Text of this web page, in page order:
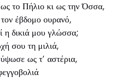
το Πήλιο κι ως την Όσσα,
έβδομο ουρανό,
η δικιά μου γλώσσα;
σου τη μιλιά,
ως τ’ αστέρια,